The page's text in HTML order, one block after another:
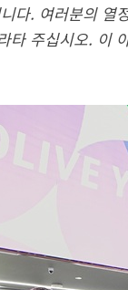
다. 여러분의
타 주십시오. 이